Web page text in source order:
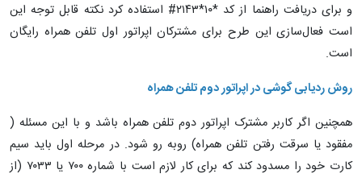
و برای دریافت راهنما از کد *۱۰*۲۱۴۳# استفاده کرد نکته قابل توجه این
است فعال‌سازی این طرح برای مشترکان اپراتور اول تلفن همراه رایگان
است.
روش ردیابی گوشی در اپراتور دوم تلفن همراه
همچنین اگر کاربر مشترک اپراتور دوم تلفن همراه باشد و با این مسئله (
مفقود یا سرقت رفتن تلفن همراه) روبه رو شود. در مرحله اول باید سیم
کارت خود را مسدود کند که برای کار لازم است با شماره ۷۰۰ یا ۷۰۳۳ (از